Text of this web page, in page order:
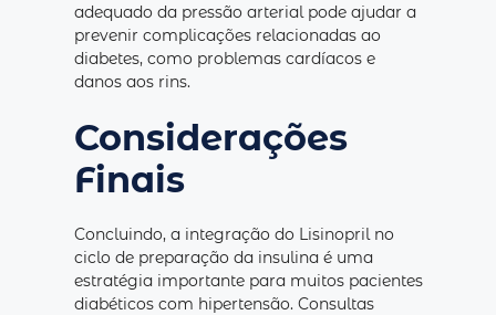
adequado da pressão arterial pode ajudar a
prevenir complicações relacionadas ao
diabetes, como problemas cardíacos e
danos aos rins.
Considerações
Finais
Concluindo, a integração do Lisinopril no
ciclo de preparação da insulina é uma
estratégia importante para muitos pacientes
diabéticos com hipertensão. Consultas